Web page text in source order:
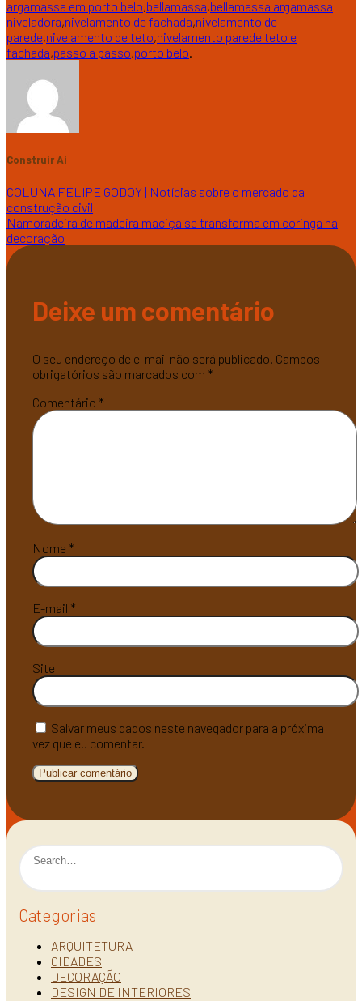
argamassa em porto belo,bellamassa,bellamassa argamassa
niveladora,nivelamento de fachada,nivelamento de
parede,nivelamento de teto,nivelamento parede teto e
fachada,passo a passo,porto belo
Construir Ai
COLUNA FELIPE GODOY | Notícias sobre o mercado da
construção civil
Namoradeira de madeira maciça se transforma em coringa na
decoração
Deixe um comentário
O seu endereço de e-mail não será publicado. Campos
obrigatórios são marcados com *
Comentário *
Nome *
E-mail *
Site
Salvar meus dados neste navegador para a próxima
vez que eu comentar.
Categorias
ARQUITETURA
CIDADES
DECORAÇÃO
DESIGN DE INTERIORES